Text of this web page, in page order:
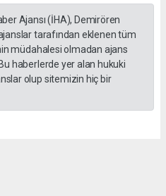
Ajansı (İHA), Demirören
tarafından eklenen tüm
müdahalesi olmadan ajans
haberlerde yer alan hukuki
olup sitemizin hiç bir